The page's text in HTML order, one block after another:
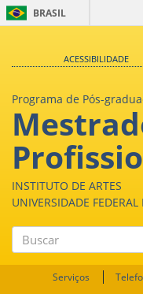
BRASIL
ACESSIBILIDADE
Programa de Pós-
INSTITUTO DE ARTES
UNIVERSIDADE
Buscar
Serviços